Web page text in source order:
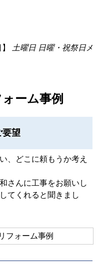
土曜日 日曜・祝祭日 メ
ーム事例
要望
、どこに頼もうか考え
さんに工事をお願いし
てくれると聞きまし